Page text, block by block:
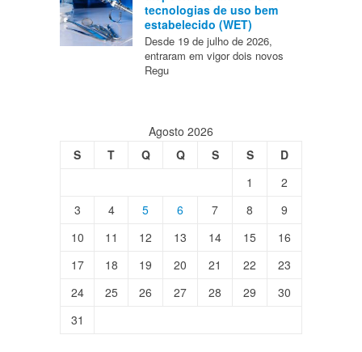
tecnologias de uso bem
estabelecido (WET)
Desde 19 de julho de 2026,
entraram em vigor dois novos
Regu
Agosto 2026
S
T Q Q S S
D
1
2
3
4 5 6 7 8
9
10
11 12 13 14 15
16
17
18 19 20 21 22
23
24
25 26 27 28 29
30
31